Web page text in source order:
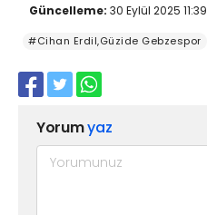
Güncelleme: 30 Eylül 2025 11:39
#Cihan Erdil,Güzide Gebzespor
Yorumyaz